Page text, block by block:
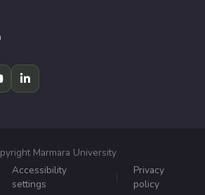
Marmara University
Accessibility
settings
Privacy
policy